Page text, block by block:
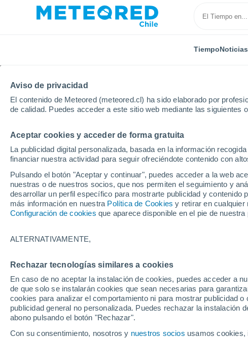
Aviso de privacidad
El contenido de Meteored (meteored.cl) ha sido elaborado por
de calidad. Puedes acceder a este sitio web mediante las siguientes
Aceptar cookies y acceder de forma gratuita
La publicidad digital personalizada, basada en la información
financiar nuestra actividad para seguir ofreciéndote contenido con
Pulsando el botón "Aceptar y continuar", puedes acceder a la web
nuestras o de nuestros socios, que nos permiten el seguimiento y
desarrollar un perfil específico para mostrarte publicidad y contenido
más información en nuestra Política de Cookies y retirar en cualquier
Configuración de cookies que aparece disponible en el pie de nuestra
ALTERNATIVAMENTE,
Rechazar tecnologías similares a cookies
En caso de no aceptar la instalación de cookies, puedes acceder a
de que solo se instalarán cookies que sean necesarias para
cookies para analizar el comportamiento ni para mostrar publicidad
publicidad general no personalizada. Puedes rechazar la instalación
abono pulsando el botón "Rechazar".
Con su consentimiento, nosotros y nuestros socios usamos cookies,
TiempoNoticias
Inicio Rusia Krai de Krasnoyarsk Localidades
El tiempo en todas las
Krasnoyarsk
Todas las localidades del Krai de Krasnoyarsk
Александро-Ерша
Амонаш
Ангарский